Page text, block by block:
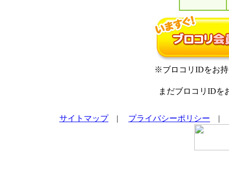
※ブロコリIDをお
まだブロコリIDを
サイトマップ| プライバシーポリシー